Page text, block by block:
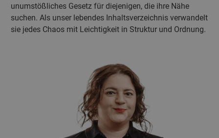
unumstößliches Gesetz für diejenigen, die ihre Nähe
suchen. Als unser lebendes Inhaltsverzeichnis verwandelt
sie jedes Chaos mit Leichtigkeit in Struktur und Ordnung.